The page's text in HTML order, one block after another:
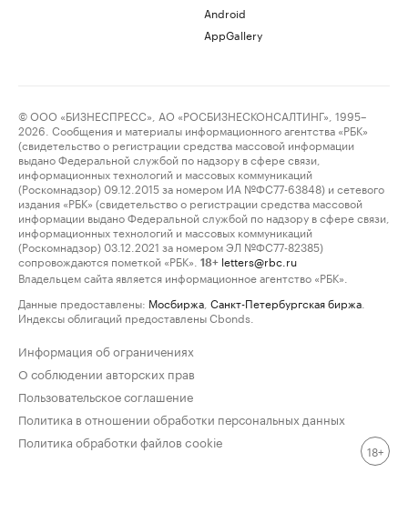
Android
AppGallery
© ООО «БИЗНЕСПРЕСС», АО «РОСБИЗНЕСКОНСАЛТИНГ», 1995–
2026. Сообщения и материалы информационного агентства «РБК»
(свидетельство о регистрации средства массовой информации
выдано Федеральной службой по надзору в сфере связи,
информационных технологий и массовых коммуникаций
(Роскомнадзор) 09.12.2015 за номером ИА №ФС77-63848) и сетевого
издания «РБК» (свидетельство о регистрации средства массовой
информации выдано Федеральной службой по надзору в сфере связи,
информационных технологий и массовых коммуникаций
(Роскомнадзор) 03.12.2021 за номером ЭЛ №ФС77-82385)
сопровождаются пометкой «РБК».
18+ letters@rbc.ru
Владельцем сайта является информационное агентство «РБК».
Данные предоставлены: Мосбиржа Санкт-Петербургская биржа
Индексы облигаций предоставлены Cbonds.
Информация об ограничениях
О соблюдении авторских прав
Пользовательское соглашение
Политика в отношении обработки персональных данных
Политика обработки файлов cookie
18+